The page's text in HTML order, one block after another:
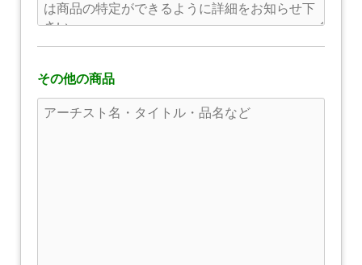
その他の商品